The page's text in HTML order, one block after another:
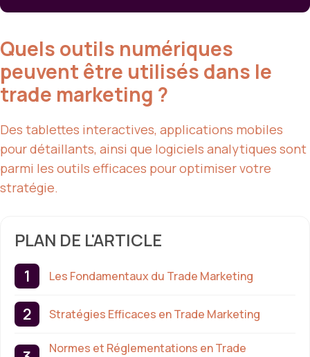
Quels outils numériques
peuvent être utilisés dans le
trade marketing ?
Des tablettes interactives, applications mobiles
pour détaillants, ainsi que logiciels analytiques sont
parmi les outils efficaces pour optimiser votre
stratégie.
PLAN DE L'ARTICLE
Les Fondamentaux du Trade Marketing
Stratégies Efficaces en Trade Marketing
Normes et Réglementations en Trade